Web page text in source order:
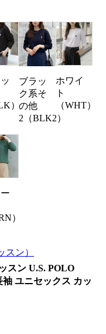
）
ブラッ
ク系そ
の他
2（BLK2）
ホワイ
ト
（WHT）
）
スン）
スン U.S. POLO
ユニセックス カッ